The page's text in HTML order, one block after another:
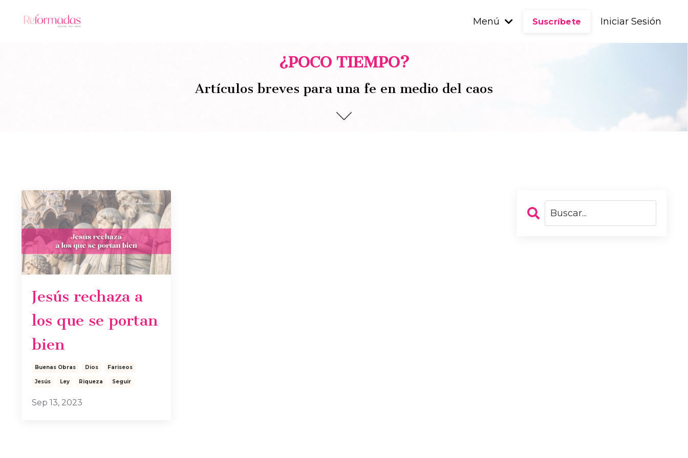
Menú Suscríbete Iniciar Sesión
¿POCO TIEMPO?
Artículos breves para una fe en medio del caos
Jesús rechaza a
los que se portan
bien
Buenas Obras Dios Fariseos
Jesús Ley Riqueza Seguir
Sep 13, 2023